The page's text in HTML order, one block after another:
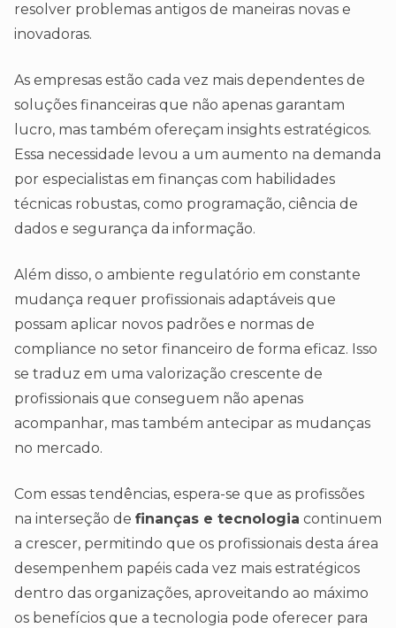
resolver problemas antigos de maneiras novas e
inovadoras.
As empresas estão cada vez mais dependentes de
soluções financeiras que não apenas garantam
lucro, mas também ofereçam insights estratégicos.
Essa necessidade levou a um aumento na demanda
por especialistas em finanças com habilidades
técnicas robustas, como programação, ciência de
dados e segurança da informação.
Além disso, o ambiente regulatório em constante
mudança requer profissionais adaptáveis que
possam aplicar novos padrões e normas de
compliance no setor financeiro de forma eficaz. Isso
se traduz em uma valorização crescente de
profissionais que conseguem não apenas
acompanhar, mas também antecipar as mudanças
no mercado.
Com essas tendências, espera-se que as profissões
na interseção de finanças e tecnologia continuem
a crescer, permitindo que os profissionais desta área
desempenhem papéis cada vez mais estratégicos
dentro das organizações, aproveitando ao máximo
os benefícios que a tecnologia pode oferecer para